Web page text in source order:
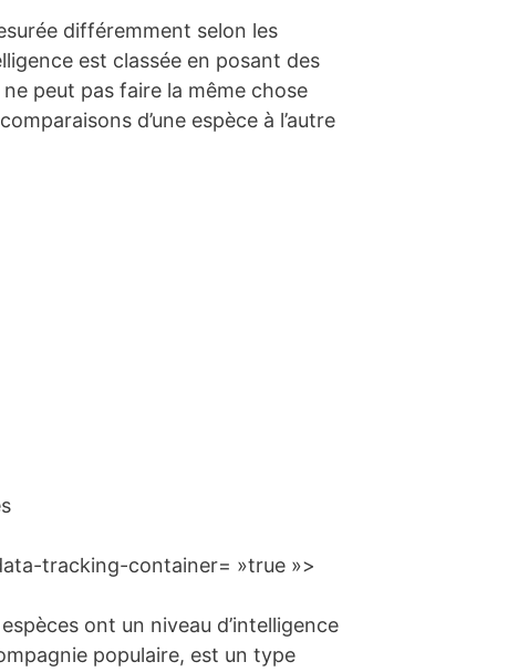
différemment selon les
est classée en posant des
peut pas faire la même chose
d’une espèce à l’autre
tracking-container= »true »>
ont un niveau d’intelligence
populaire, est un type